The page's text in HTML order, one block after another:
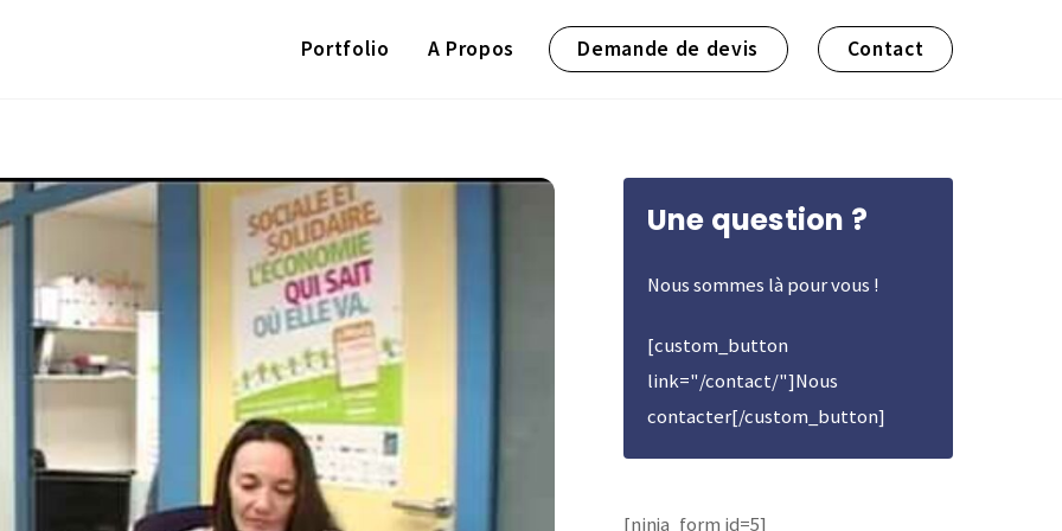
Portfolio A Propos Demande de devis Contact
Une question ?
Nous sommes là pour vous !
[custom_button
link="/contact/"]Nous
contacter[/custom_button]
[ninja_form id=5]